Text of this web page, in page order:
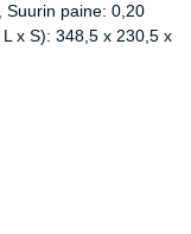
Suurin paine: 0,20
x S): 348,5 x 230,5 x